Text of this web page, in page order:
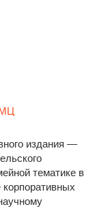
издания —
тематике в